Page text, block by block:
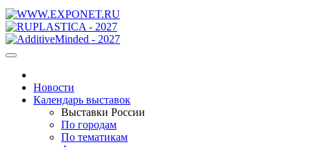
Новости
Календарь выставок
Выставки России
По городам
По тематикам